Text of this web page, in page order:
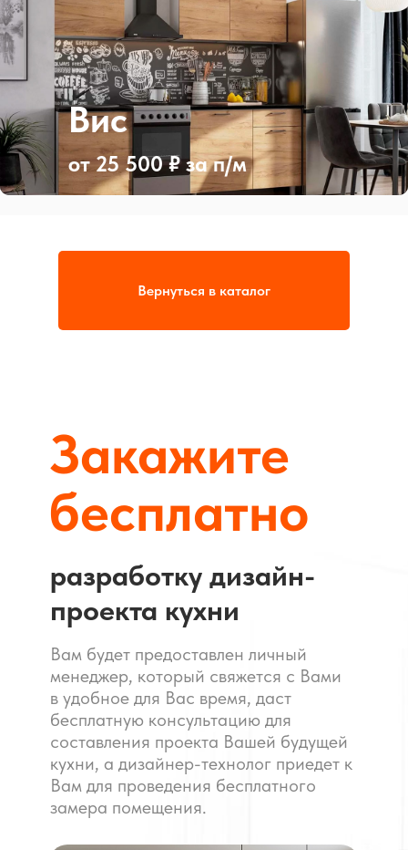
от 25 500 ₽ за п/м
Вис
Вернуться в каталог
Закажите
бесплатно
Вам будет предоставлен личный
менеджер, который свяжется с Вами
в удобное для Вас время, даст
бесплатную консультацию для
составления проекта Вашей будущей
кухни, а дизайнер-технолог приедет к
Вам для проведения бесплатного
замера помещения.
разработку дизайн-
проекта кухни